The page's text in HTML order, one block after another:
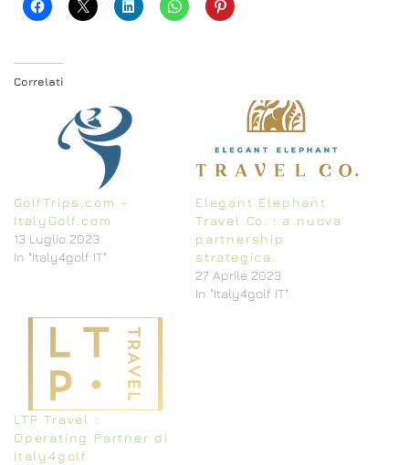
Correlati
GolfTrips.com –
ItalyGolf.com
13 Luglio 2023
In "Italy4golf IT"
Elegant Elephant
Travel Co. : a nuova
partnership
strategica.
27 Aprile 2023
In "Italy4golf IT"
LTP Travel :
Operating Partner di
Italy4golf